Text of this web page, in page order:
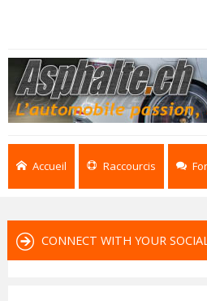
Accueil Raccourcis
CONNECT WITH YOUR